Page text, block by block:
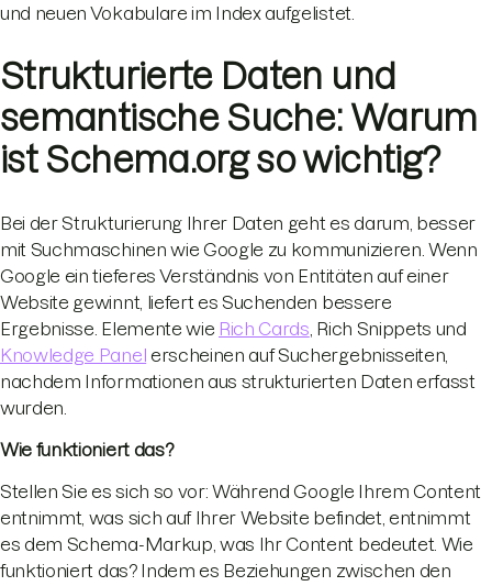
und neuen Vokabulare im Index aufgelistet.
Strukturierte Daten und
semantische Suche: Warum
ist Schema.org so wichtig?
Bei der Strukturierung Ihrer Daten geht es darum, besser
mit Suchmaschinen wie Google zu kommunizieren. Wenn
Google ein tieferes Verständnis von Entitäten auf einer
Website gewinnt, liefert es Suchenden bessere
Ergebnisse. Elemente wie Rich Cards , Rich Snippets und
Knowledge Panel erscheinen auf Suchergebnisseiten,
nachdem Informationen aus strukturierten Daten erfasst
wurden.
Wie funktioniert das?
Stellen Sie es sich so vor: Während Google Ihrem Content
entnimmt, was sich auf Ihrer Website befindet, entnimmt
es dem Schema-Markup, was Ihr Content bedeutet. Wie
funktioniert das? Indem es Beziehungen zwischen den